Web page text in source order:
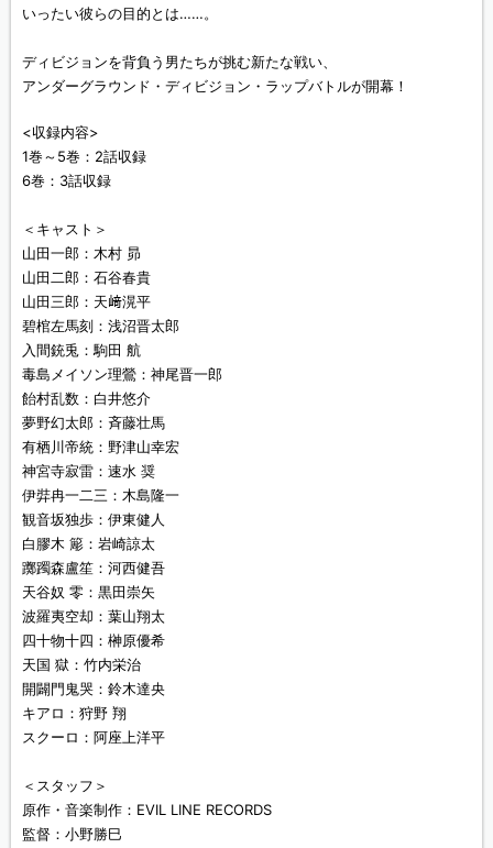
いったい彼らの目的とは……。
ディビジョンを背負う男たちが挑む新たな戦い、
アンダーグラウンド・ディビジョン・ラップバトルが開幕！
<収録内容>
1巻～5巻：2話収録
6巻：3話収録
＜キャスト＞
山田一郎：木村 昴
山田二郎：石谷春貴
山田三郎：天﨑滉平
碧棺左馬刻：浅沼晋太郎
入間銃兎：駒田 航
毒島メイソン理鶯：神尾晋一郎
飴村乱数：白井悠介
夢野幻太郎：斉藤壮馬
有栖川帝統：野津山幸宏
神宮寺寂雷：速水 奨
伊弉冉一二三：木島隆一
観音坂独歩：伊東健人
白膠木 簓：岩崎諒太
躑躅森盧笙：河西健吾
天谷奴 零：黒田崇矢
波羅夷空却：葉山翔太
四十物十四：榊原優希
天国 獄：竹内栄治
開闢門鬼哭：鈴木達央
キアロ：狩野 翔
スクーロ：阿座上洋平
＜スタッフ＞
原作・音楽制作：EVIL LINE RECORDS
監督：小野勝巳